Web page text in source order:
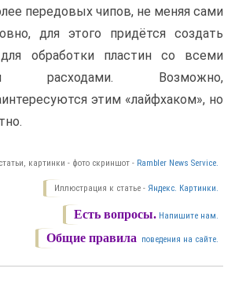
передовых чипов, не меняя сами
для этого придётся создать
обработки пластин со всеми
расходами. Возможно,
этим «лайфхаком», но
картинки - фото скриншот - Rambler News Service.
Иллюстрация к статье - Яндекс. Картинки.
Есть вопросы. Напишите нам.
Общие правила поведения на сайте.